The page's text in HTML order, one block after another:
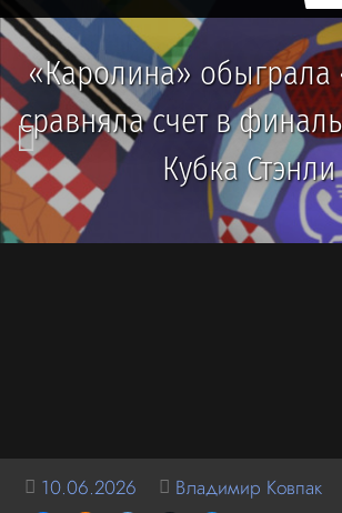
«Каролина» обыграла
сравняла счет в
Кубка Стэнли
10.06.2026 Владимир Ковпак